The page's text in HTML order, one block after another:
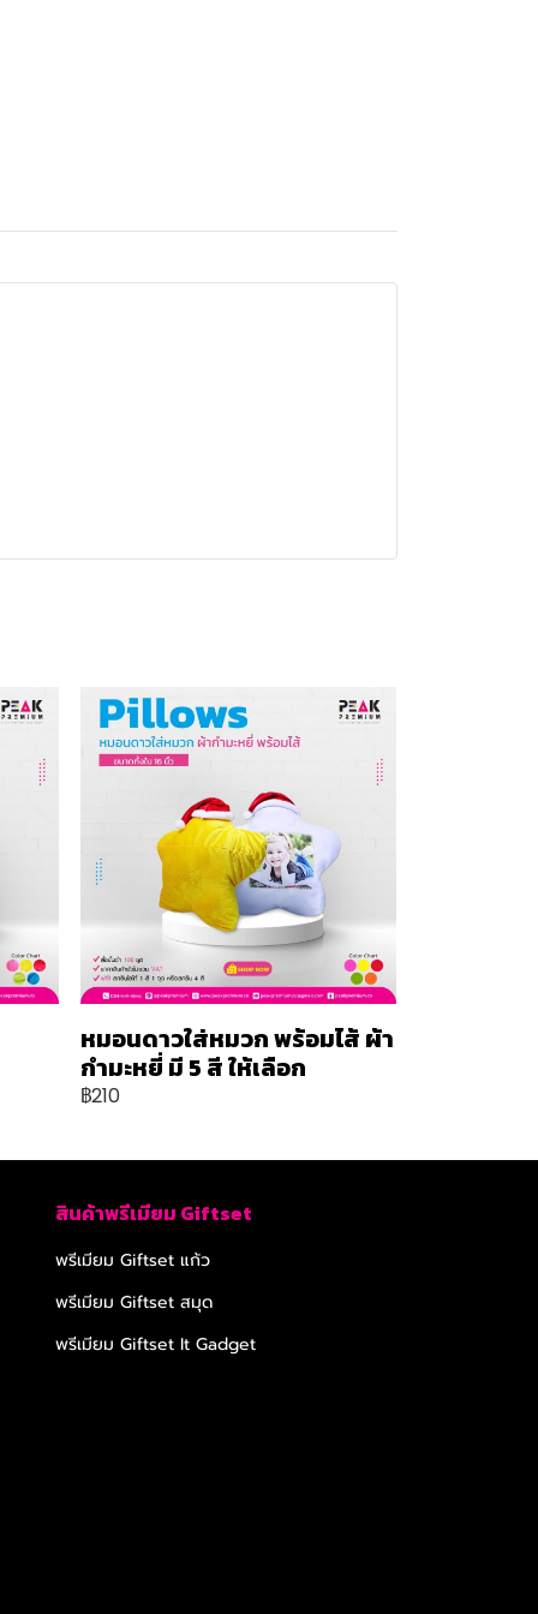
หมอนดาวใส่หมวก พร้อมไส้ ผ้า
กำมะหยี่ มี 5 สี ให้เลือก
฿210
สินค้าพรีเมียม Giftset
พรีเมียม Giftset แก้ว
พรีเมียม Giftset สมุด
พรีเมียม Giftset It Gadget